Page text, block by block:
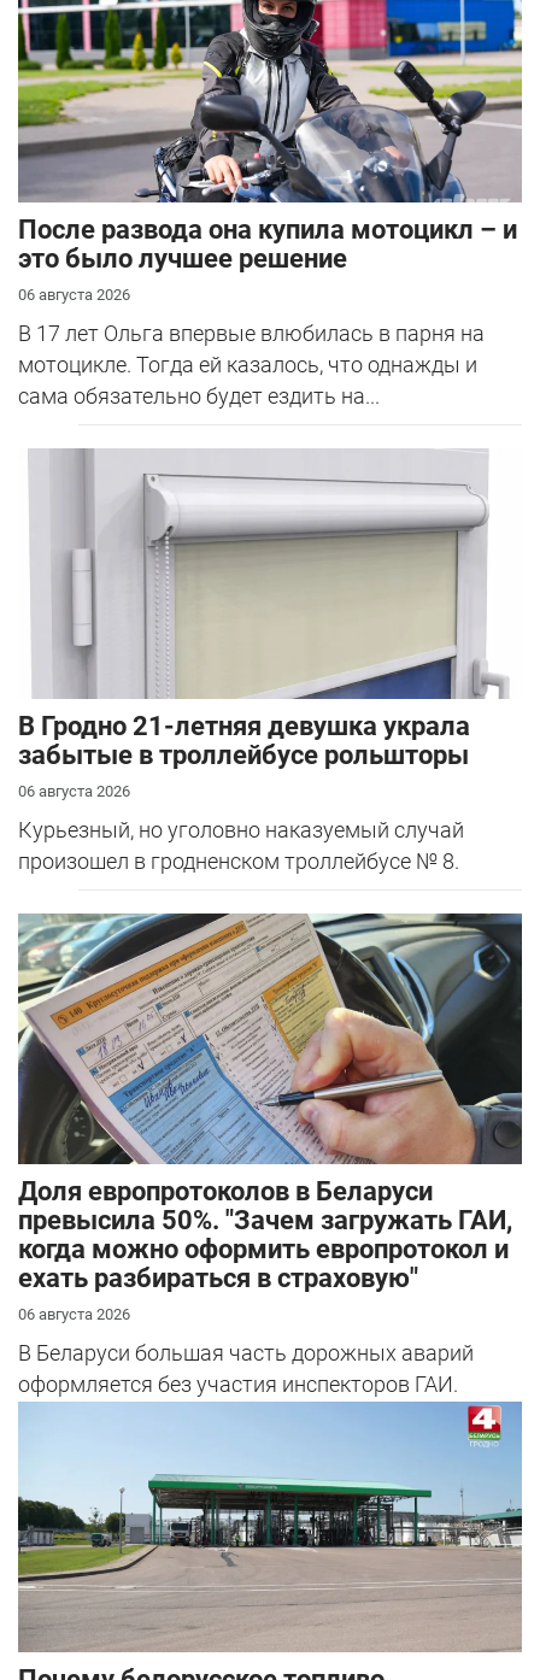
После развода она купила мотоцикл – и
это было лучшее решение
06 августа 2026
В 17 лет Ольга впервые влюбилась в парня на
мотоцикле. Тогда ей казалось, что однажды и
сама обязательно будет ездить на...
В Гродно 21-летняя девушка украла
забытые в троллейбусе рольшторы
06 августа 2026
Курьезный, но уголовно наказуемый случай
произошел в гродненском троллейбусе № 8.
Доля европротоколов в Беларуси
превысила 50%. "Зачем загружать ГАИ,
когда можно оформить европротокол и
ехать разбираться в страховую"
06 августа 2026
В Беларуси большая часть дорожных аварий
оформляется без участия инспекторов ГАИ.